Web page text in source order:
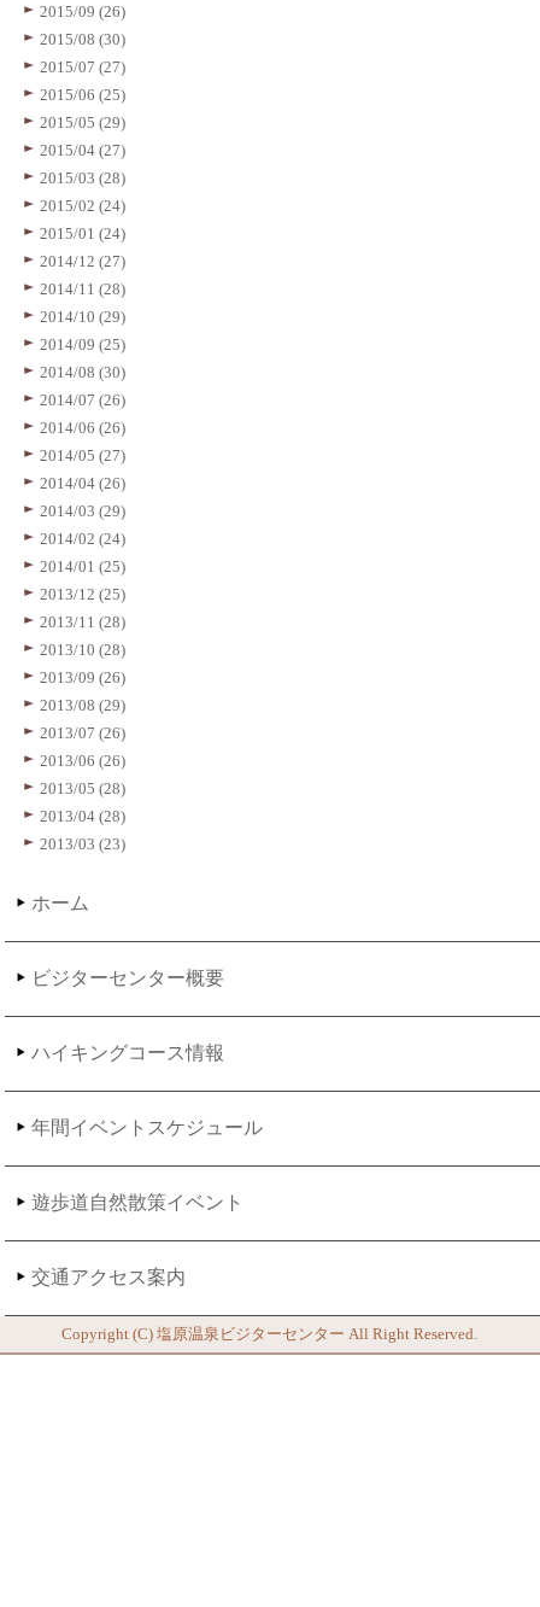
2015/09 (26)
2015/08 (30)
2015/07 (27)
2015/06 (25)
2015/05 (29)
2015/04 (27)
2015/03 (28)
2015/02 (24)
2015/01 (24)
2014/12 (27)
2014/11 (28)
2014/10 (29)
2014/09 (25)
2014/08 (30)
2014/07 (26)
2014/06 (26)
2014/05 (27)
2014/04 (26)
2014/03 (29)
2014/02 (24)
2014/01 (25)
2013/12 (25)
2013/11 (28)
2013/10 (28)
2013/09 (26)
2013/08 (29)
2013/07 (26)
2013/06 (26)
2013/05 (28)
2013/04 (28)
2013/03 (23)
ホーム
ビジターセンター概要
ハイキングコース情報
年間イベントスケジュール
遊歩道自然散策イベント
交通アクセス案内
Copyright (C)塩原温泉ビジターセンター All Right Reserved.